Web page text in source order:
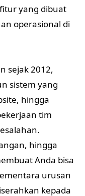
yang dibuat
operasional di
sejak 2012,
sistem yang
hingga
tim
hingga
Anda bisa
urusan
kepada